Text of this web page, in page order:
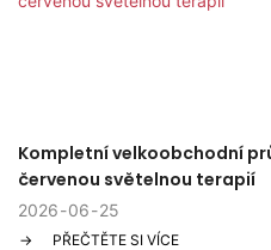
Kompletní velkoobchodní
červenou světelnou terapií
2026 06 25
PŘEČTĚTE SI VÍCE